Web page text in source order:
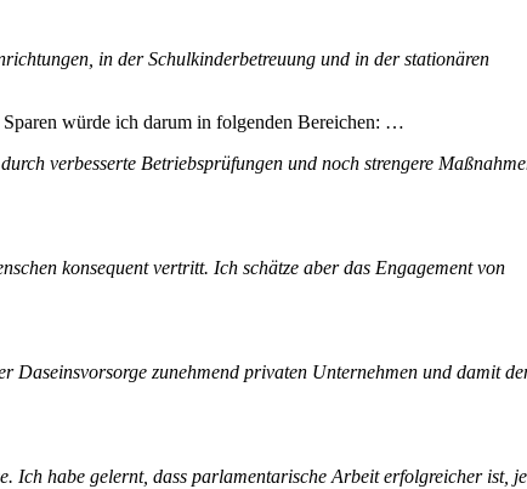
in der Schulkinderbetreuung und in der stationären
würde ich darum in folgenden Bereichen: …
verbesserte Betriebsprüfungen und noch strengere
konsequent vertritt. Ich schätze aber das Engagement von
zunehmend privaten Unternehmen und damit
Ich habe gelernt, dass parlamentarische Arbeit erfolgreicher ist, je